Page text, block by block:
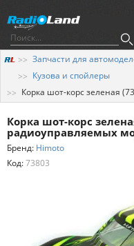
Запчасти для
Кузова и спойлеры
Корка шот-корс зеленая (73803
Корка шот-корс
радиоуправляемых
Бренд: Himoto
Код:73803